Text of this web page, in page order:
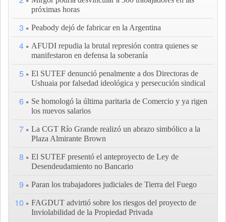
próximas horas
3 Peabody dejó de fabricar en la Argentina
4
AFUDI repudia la brutal represión contra quienes se
manifestaron en defensa la soberanía
5
El SUTEF denunció penalmente a dos Directoras de
Ushuaia por falsedad ideológica y persecución sindical
6
Se homologó la última paritaria de Comercio y ya rigen
los nuevos salarios
7
La CGT Río Grande realizó un abrazo simbólico a la
Plaza Almirante Brown
8
El SUTEF presentó el anteproyecto de Ley de
Desendeudamiento no Bancario
9 Paran los trabajadores judiciales de Tierra del Fuego
10
FAGDUT advirtió sobre los riesgos del proyecto de
Inviolabilidad de la Propiedad Privada